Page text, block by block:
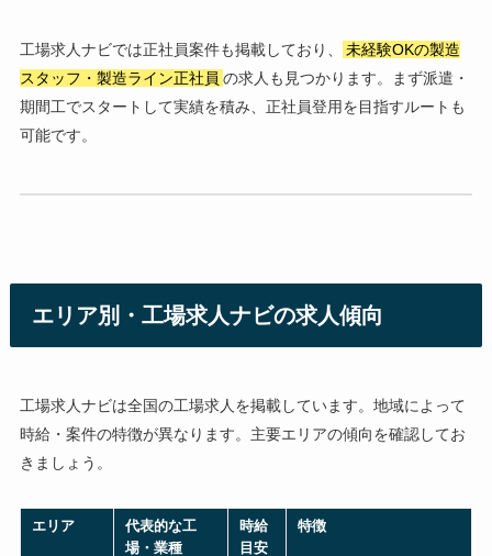
工場求人ナビでは正社員案件も掲載しており、
未経験OKの製造
スタッフ・製造ライン正社員 の求人も見つかります。まず派遣・
期間工でスタートして実績を積み、正社員登用を目指すルートも
可能です。
エリア別・工場求人ナビの求人傾向
工場求人ナビは全国の工場求人を掲載しています。地域によって
時給・案件の特徴が異なります。主要エリアの傾向を確認してお
きましょう。
エリア
代表的な工
場・業種
時給
目安
特徴